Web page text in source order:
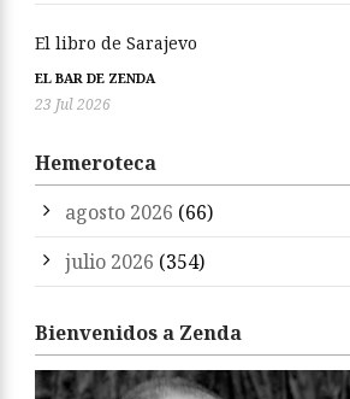
El libro de Sarajevo
EL BAR DE ZENDA
23 Jul 2026
Hemeroteca
agosto 2026 (66)
julio 2026 (354)
Bienvenidos a Zenda